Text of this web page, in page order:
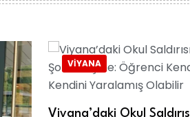
VIYANA
Viyana’daki Okul